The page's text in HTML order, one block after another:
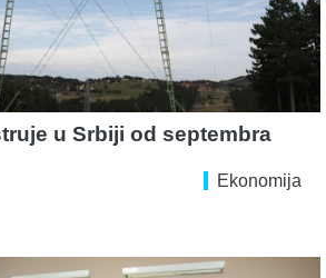
u Srbiji od septembra
Ekonomija